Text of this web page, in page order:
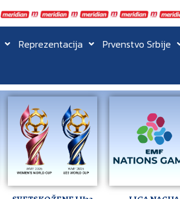
Reprezentacija Prvenstvo Srbije